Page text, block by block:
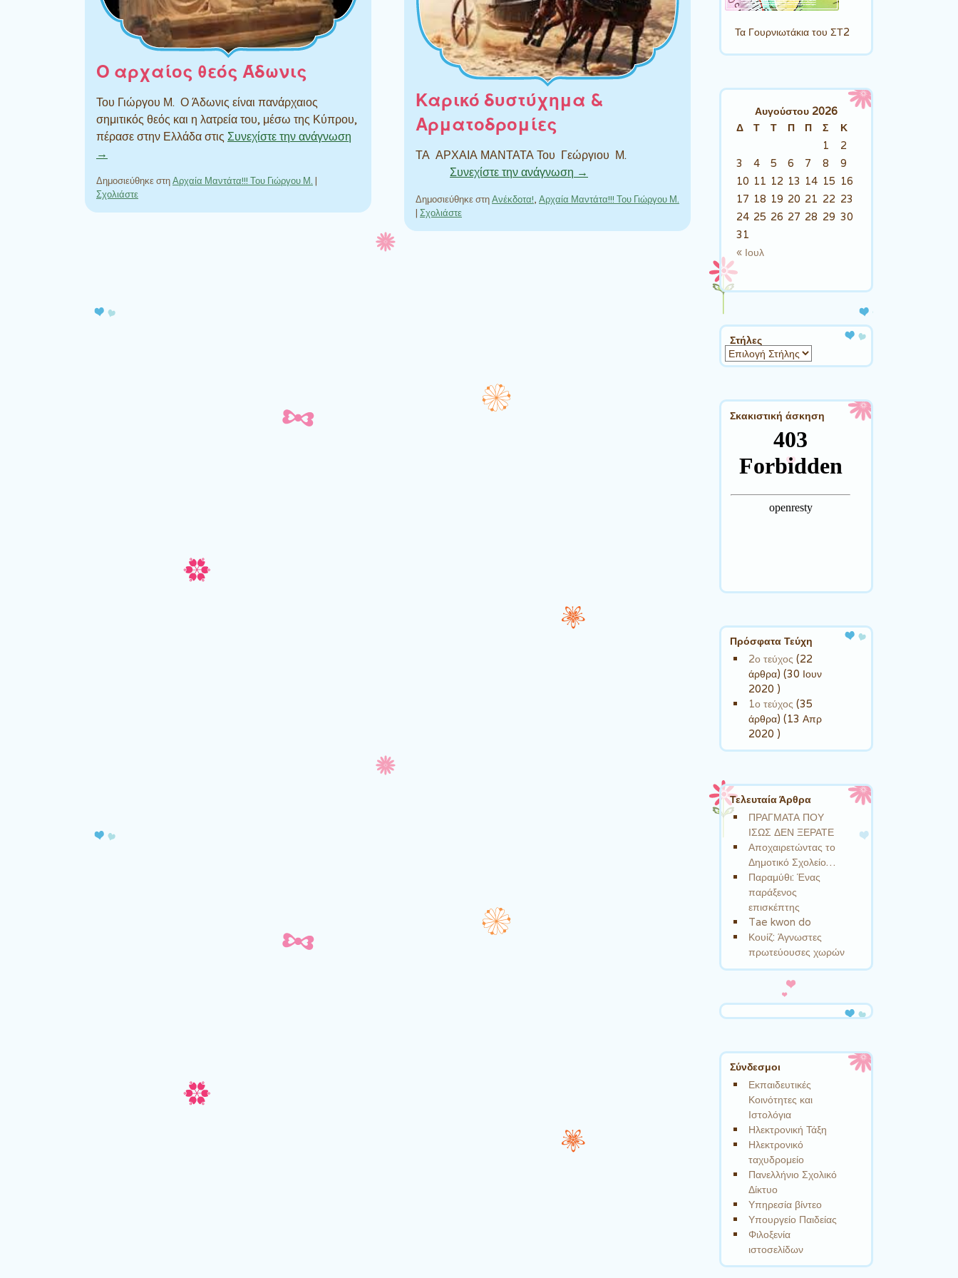
Ο αρχαίος θεός Άδωνις
Του Γιώργου Μ. Ο Άδωνις είναι πανάρχαιος
σημιτικός θεός και η λατρεία του, μέσω της Κύπρου,
πέρασε στην Ελλάδα στις Συνεχίστε την ανάγνωση
→
Δημοσιεύθηκε στηΑρχαία Μαντάτα!!! Του Γιώργου Μ. |
Σχολιάστε
Καρικό δυστύχημα &
Αρματοδρομίες
ΤΑ ΑΡΧΑΙΑ ΜΑΝΤΑΤΑ Του Γεώργιου Μ.
Συνεχίστε την ανάγνωση →
Δημοσιεύθηκε στηΑνέκδοτα!, Αρχαία Μαντάτα!!! Του Γιώργου Μ.
| Σχολιάστε
Τα Γουρνιωτάκια του ΣΤ2
Αυγούστου 2026
Δ
Τ Τ Π Π Σ Κ
« Ιουλ
1
2
3
4 5 6 7 8
9
10 11 12 13 14 15 16
17 18 19 20 21 22 23
24 25 26 27 28 29 30
31
Στήλες
Σκακιστική άσκηση
Πρόσφατα Τεύχη
2ο τεύχος (22
άρθρα) (30 Ιουν
2020 )
1ο τεύχος (35
άρθρα) (13 Απρ
2020 )
Τελευταία Άρθρα
ΠΡΑΓΜΑΤΑ ΠΟΥ
ΙΣΩΣ ΔΕΝ ΞΕΡΑΤΕ
Αποχαιρετώντας το
Δημοτικό Σχολείο…
Παραμύθι: Ένας
παράξενος
επισκέπτης
Tae kwon do
Κουίζ: Άγνωστες
πρωτεύουσες χωρών
Σύνδεσμοι
Εκπαιδευτικές
Κοινότητες και
Ιστολόγια
Ηλεκτρονική Τάξη
Ηλεκτρονικό
ταχυδρομείο
Πανελλήνιο Σχολικό
Δίκτυο
Υπηρεσία βίντεο
Υπουργείο Παιδείας
Φιλοξενία
ιστοσελίδων